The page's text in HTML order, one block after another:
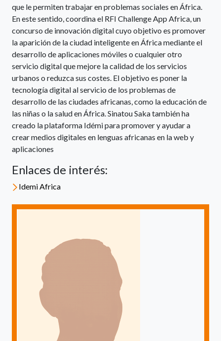
que le permiten trabajar en problemas sociales en África.
En este sentido, coordina el RFI Challenge App Africa, un
concurso de innovación digital cuyo objetivo es promover
la aparición de la ciudad inteligente en África mediante el
desarrollo de aplicaciones móviles o cualquier otro
servicio digital que mejore la calidad de los servicios
urbanos o reduzca sus costes. El objetivo es poner la
tecnología digital al servicio de los problemas de
desarrollo de las ciudades africanas, como la educación de
las niñas o la salud en África. Sinatou Saka también ha
creado la plataforma Idémi para promover y ayudar a
crear medios digitales en lenguas africanas en la web y
aplicaciones
Enlaces de interés:
Idemi Africa